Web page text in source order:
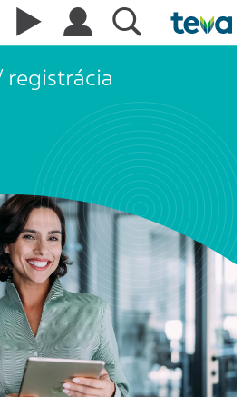
registrácia